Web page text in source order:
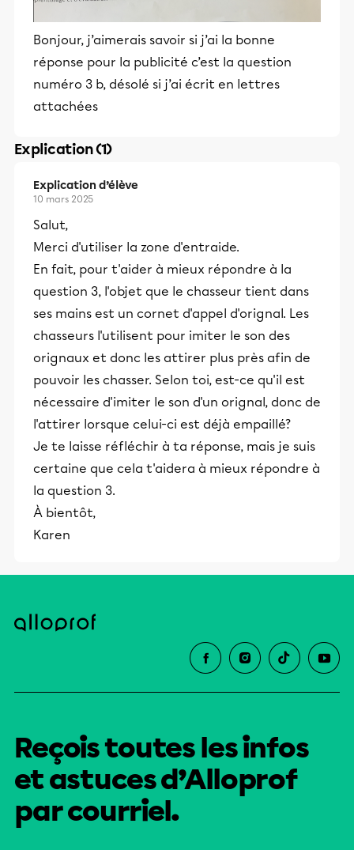
Bonjour, j’aimerais savoir si j’ai la bonne
réponse pour la publicité c’est la question
numéro 3 b, désolé si j’ai écrit en lettres
attachées
Explication (1)
Explication d’élève
10 mars 2025
Salut,
Merci d'utiliser la zone d'entraide.
En fait, pour t'aider à mieux répondre à la
question 3, l'objet que le chasseur tient dans
ses mains est un cornet d'appel d'orignal. Les
chasseurs l'utilisent pour imiter le son des
orignaux et donc les attirer plus près afin de
pouvoir les chasser. Selon toi, est-ce qu'il est
nécessaire d'imiter le son d'un orignal, donc de
l'attirer lorsque celui-ci est déjà empaillé?
Je te laisse réfléchir à ta réponse, mais je suis
certaine que cela t'aidera à mieux répondre à
la question 3.
À bientôt,
Karen
Reçois toutes les infos
et astuces d’Alloprof
par courriel.